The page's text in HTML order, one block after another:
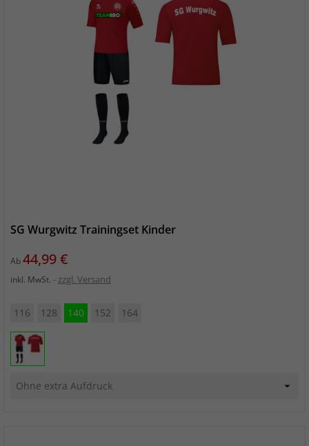
SG Wurgwitz Trainingset Kinder
AbPreis
44,99 €
inkl. MwSt. zzgl. Versand
116 128 140 152 164